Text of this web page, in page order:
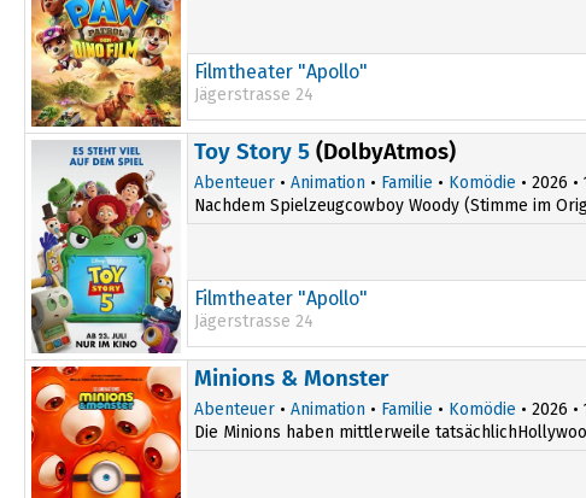
Filmtheater "Apollo"
Jägerstrasse 24
15:30
Toy Story 5 (DolbyAtmos)
Abenteuer • Animation • Familie • Komödie • 2026
Nachdem Spielzeugcowboy Woody (Stimme im
Filmtheater "Apollo"
Jägerstrasse 24
16:30
Minions & Monster
Abenteuer • Animation • Familie • Komödie • 2026
Die Minions haben mittlerweile